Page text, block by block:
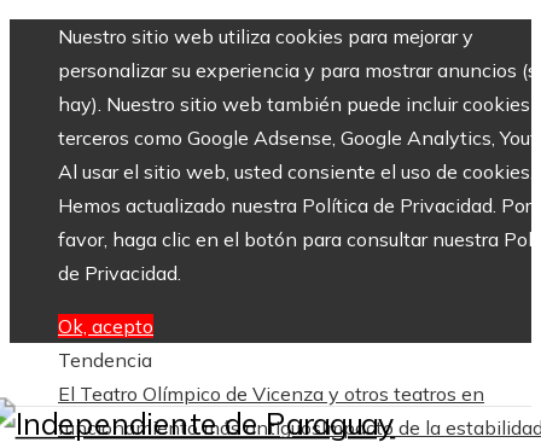
Nuestro sitio web utiliza cookies para mejorar y
personalizar su experiencia y para mostrar anuncios
hay). Nuestro sitio web también puede incluir cookies
terceros como Google Adsense, Google Analytics,
Al usar el sitio web, usted consiente el uso de cookies.
Hemos actualizado nuestra Política de Privacidad. Por
favor, haga clic en el botón para consultar nuestra
de Privacidad.
Ok, acepto
Tendencia
El Teatro Olímpico de Vicenza y otros teatros en
funcionamiento más antiguosImpacto de la